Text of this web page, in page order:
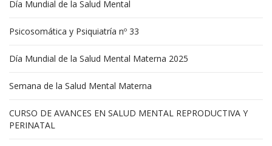
Día Mundial de la Salud Mental
Psicosomática y Psiquiatría nº 33
Día Mundial de la Salud Mental Materna 2025
Semana de la Salud Mental Materna
CURSO DE AVANCES EN SALUD MENTAL REPRODUCTIVA Y
PERINATAL